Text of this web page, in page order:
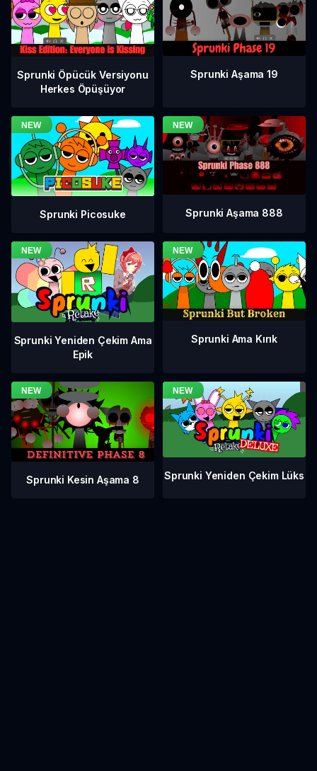
Sprunki Öpücük Versiyonu
Herkes Öpüşüyor
Sprunki Aşama 19
Sprunki Picosuke Sprunki Aşama 888
Sprunki Yeniden Çekim Ama
Epik
Sprunki Ama Kırık
Sprunki Kesin Aşama 8 Sprunki Yeniden Çekim Lüks